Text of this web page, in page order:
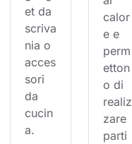
et da
scriva
nia o
acces
sori
da
cucin
a.
calor
e e
perm
etton
o di
realiz
zare
parti